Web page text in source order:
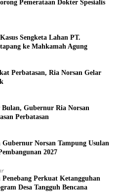
Pemerataan Dokter Spesialis
Sengketa Lahan PT.
ke Mahkamah Agung
Perbatasan, Ria Norsan Gelar
Gubernur Ria Norsan
Perbatasan
Norsan Tampung Usulan
2027
Perkuat Ketangguhan
Desa Tangguh Bencana